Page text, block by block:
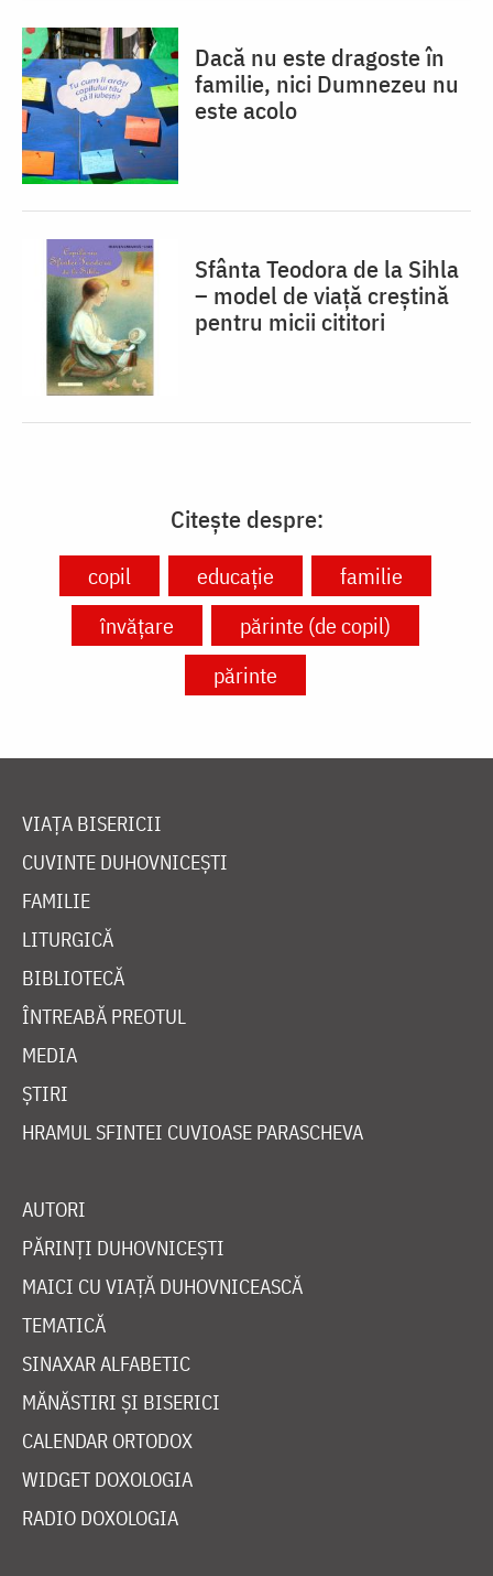
Dacă nu este dragoste în
familie, nici Dumnezeu nu
este acolo
Sfânta Teodora de la Sihla
– model de viaţă creştină
pentru micii cititori
Citește despre:
copil educație
familie
învățare
părinte (de copil)
părinte
VIAȚA BISERICII
CUVINTE DUHOVNICEȘTI
FAMILIE
LITURGICĂ
BIBLIOTECĂ
ÎNTREABĂ PREOTUL
MEDIA
ȘTIRI
HRAMUL SFINTEI CUVIOASE PARASCHEVA
AUTORI
PĂRINȚI DUHOVNICEȘTI
MAICI CU VIAȚĂ DUHOVNICEASCĂ
TEMATICĂ
SINAXAR ALFABETIC
MĂNĂSTIRI ȘI BISERICI
CALENDAR ORTODOX
WIDGET DOXOLOGIA
RADIO DOXOLOGIA